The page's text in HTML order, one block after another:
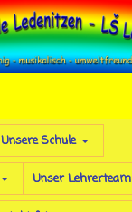
Unsere Schule
Unser Lehrerteam